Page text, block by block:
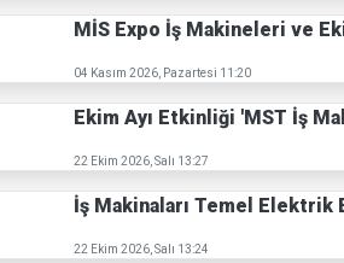
MİS Expo İş Makineleri ve
04 Kasım 2026, Pazartesi 11:20
Ekim Ayı Etkinliği 'MST İş
22 Ekim 2026, Salı 13:27
İş Makinaları Temel Elektrik
22 Ekim 2026, Salı 13:24